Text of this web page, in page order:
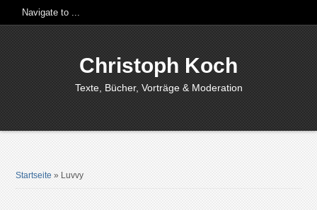
Christoph Koch
Texte, Bücher, Vorträge & Moderation
Startseite » Luvvy